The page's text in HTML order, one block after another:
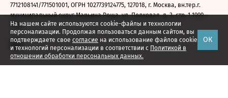
На нашем сайте используются cookie-файлы и технологии
персонализации. Продолжая пользоваться данным сайтом, вы
подтверждаете свое согласие на использование файлов cookie
и технологий персонализации в соответствии с Политикой в
отношении обработки персональных данных.
ОК
7712108141/771501001, ОГРН 1027739124775, 127018, г. Москва, вн.тер.г.
муниципальный округ Марьина Роща, ул. Полковая, д. 3, стр. 1 1999—
2026